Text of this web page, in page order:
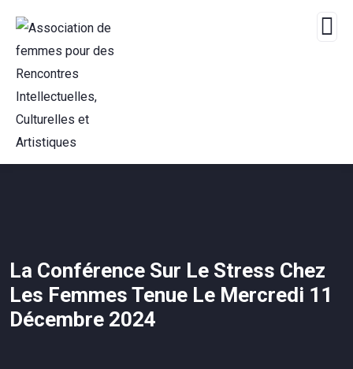
La Conférence Sur Le Stress Chez
Les Femmes Tenue Le Mercredi 11
Décembre 2024